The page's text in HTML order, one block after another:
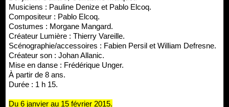
Musiciens : Pauline Denize et Pablo Elcoq.
Compositeur : Pablo Elcoq.
Costumes : Morgane Mangard.
Créateur Lumière : Thierry Vareille.
Scénographie/accessoires : Fabien Persil et William Defresne.
Créateur son : Johan Allanic.
Mise en danse : Frédérique Unger.
À partir de 8 ans.
Durée : 1 h 15.
Du 6 janvier au 15 février 2015.